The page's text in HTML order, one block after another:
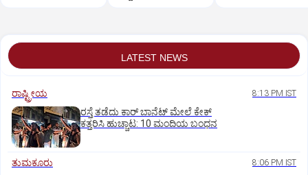
LATEST NEWS
ರಾಷ್ಟ್ರೀಯ 8:13 PM IST
ರಸ್ತೆ ತಡೆದು ಕಾರ್ ಬಾನೆಟ್ ಮೇಲೆ ಕೇಕ್
ಕತ್ತರಿಸಿ ಹುಚ್ಚಾಟ: 10 ಮಂದಿಯ ಬಂಧನ
ತುಮಕೂರು 8:06 PM IST